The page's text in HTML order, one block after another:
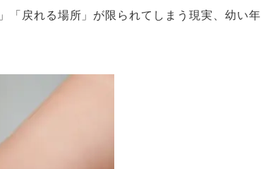
「戻れる場所」が限られてしまう現実、幼い年